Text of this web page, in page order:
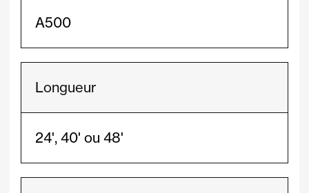
A500
Longueur
24', 40' ou 48'